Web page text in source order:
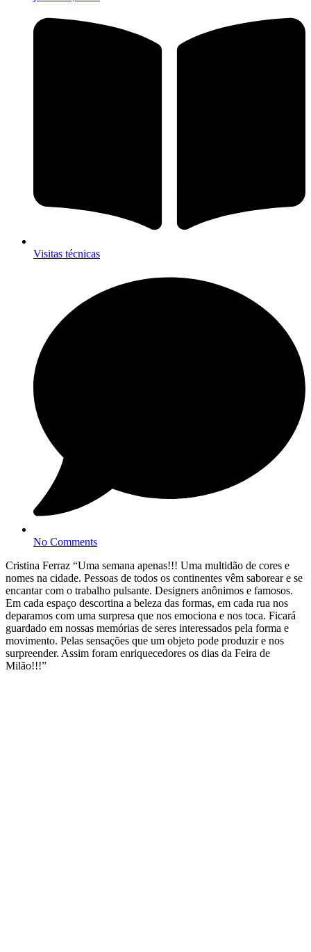
Visitas técnicas
No Comments
Cristina Ferraz “Uma semana apenas!!! Uma multidão de cores e
nomes na cidade. Pessoas de todos os continentes vêm saborear e se
encantar com o trabalho pulsante. Designers anônimos e famosos.
Em cada espaço descortina a beleza das formas, em cada rua nos
deparamos com uma surpresa que nos emociona e nos toca. Ficará
guardado em nossas memórias de seres interessados pela forma e
movimento. Pelas sensações que um objeto pode produzir e nos
surpreender. Assim foram enriquecedores os dias da Feira de
Milão!!!”